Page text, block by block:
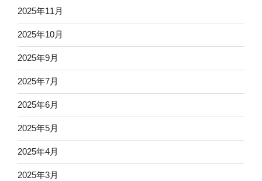
2025年11月
2025年10月
2025年9月
2025年7月
2025年6月
2025年5月
2025年4月
2025年3月